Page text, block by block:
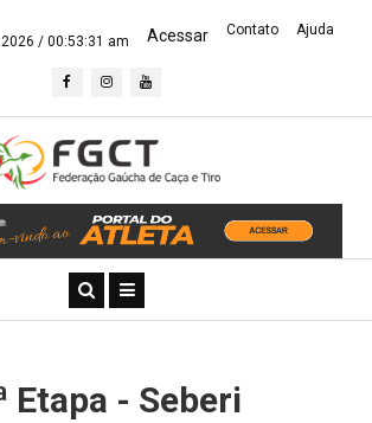
/ 00:53:32 am Acessar Contato Ajuda
Etapa - Seberi